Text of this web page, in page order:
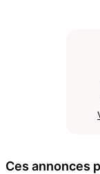
Ces annonces